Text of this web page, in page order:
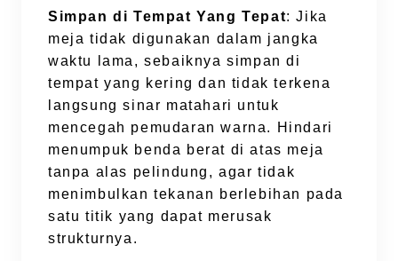
Simpan di Tempat Yang Tepat: Jika
meja tidak digunakan dalam jangka
waktu lama, sebaiknya simpan di
tempat yang kering dan tidak terkena
langsung sinar matahari untuk
mencegah pemudaran warna. Hindari
menumpuk benda berat di atas meja
tanpa alas pelindung, agar tidak
menimbulkan tekanan berlebihan pada
satu titik yang dapat merusak
strukturnya.